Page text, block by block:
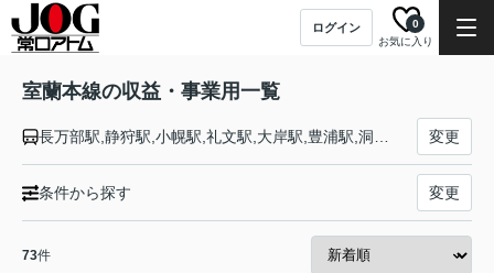
ログイン
お気に入り
0
室蘭本線の収益・事業用一覧
変更
条件から探す 変更
73件